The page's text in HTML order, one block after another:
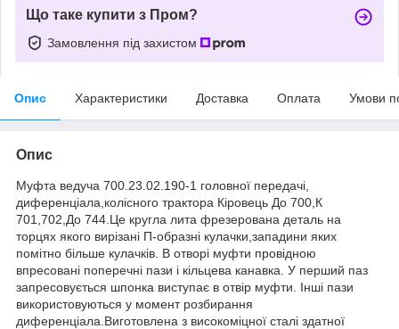
Що таке купити з Пром?
Замовлення під захистом
Опис Характеристики Доставка Оплата Умови
Опис
Муфта ведуча 700.23.02.190-1 головної передачі,
диференціала,колісного трактора Кіровець До 700,К
701,702,До 744.Це кругла лита фрезерована деталь на
торцях якого вирізані П-образні кулачки,западини яких
помітно більше кулачків. В отворі муфти провідною
впресовані поперечні пази і кільцева канавка. У перший паз
запресовується шпонка виступає в отвір муфти. Інші пази
використовуються у момент розбирання
диференціала.Виготовлена з високоміцної сталі здатної